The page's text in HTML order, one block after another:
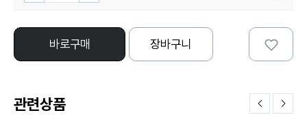
바로구매 장바구니
관련상품